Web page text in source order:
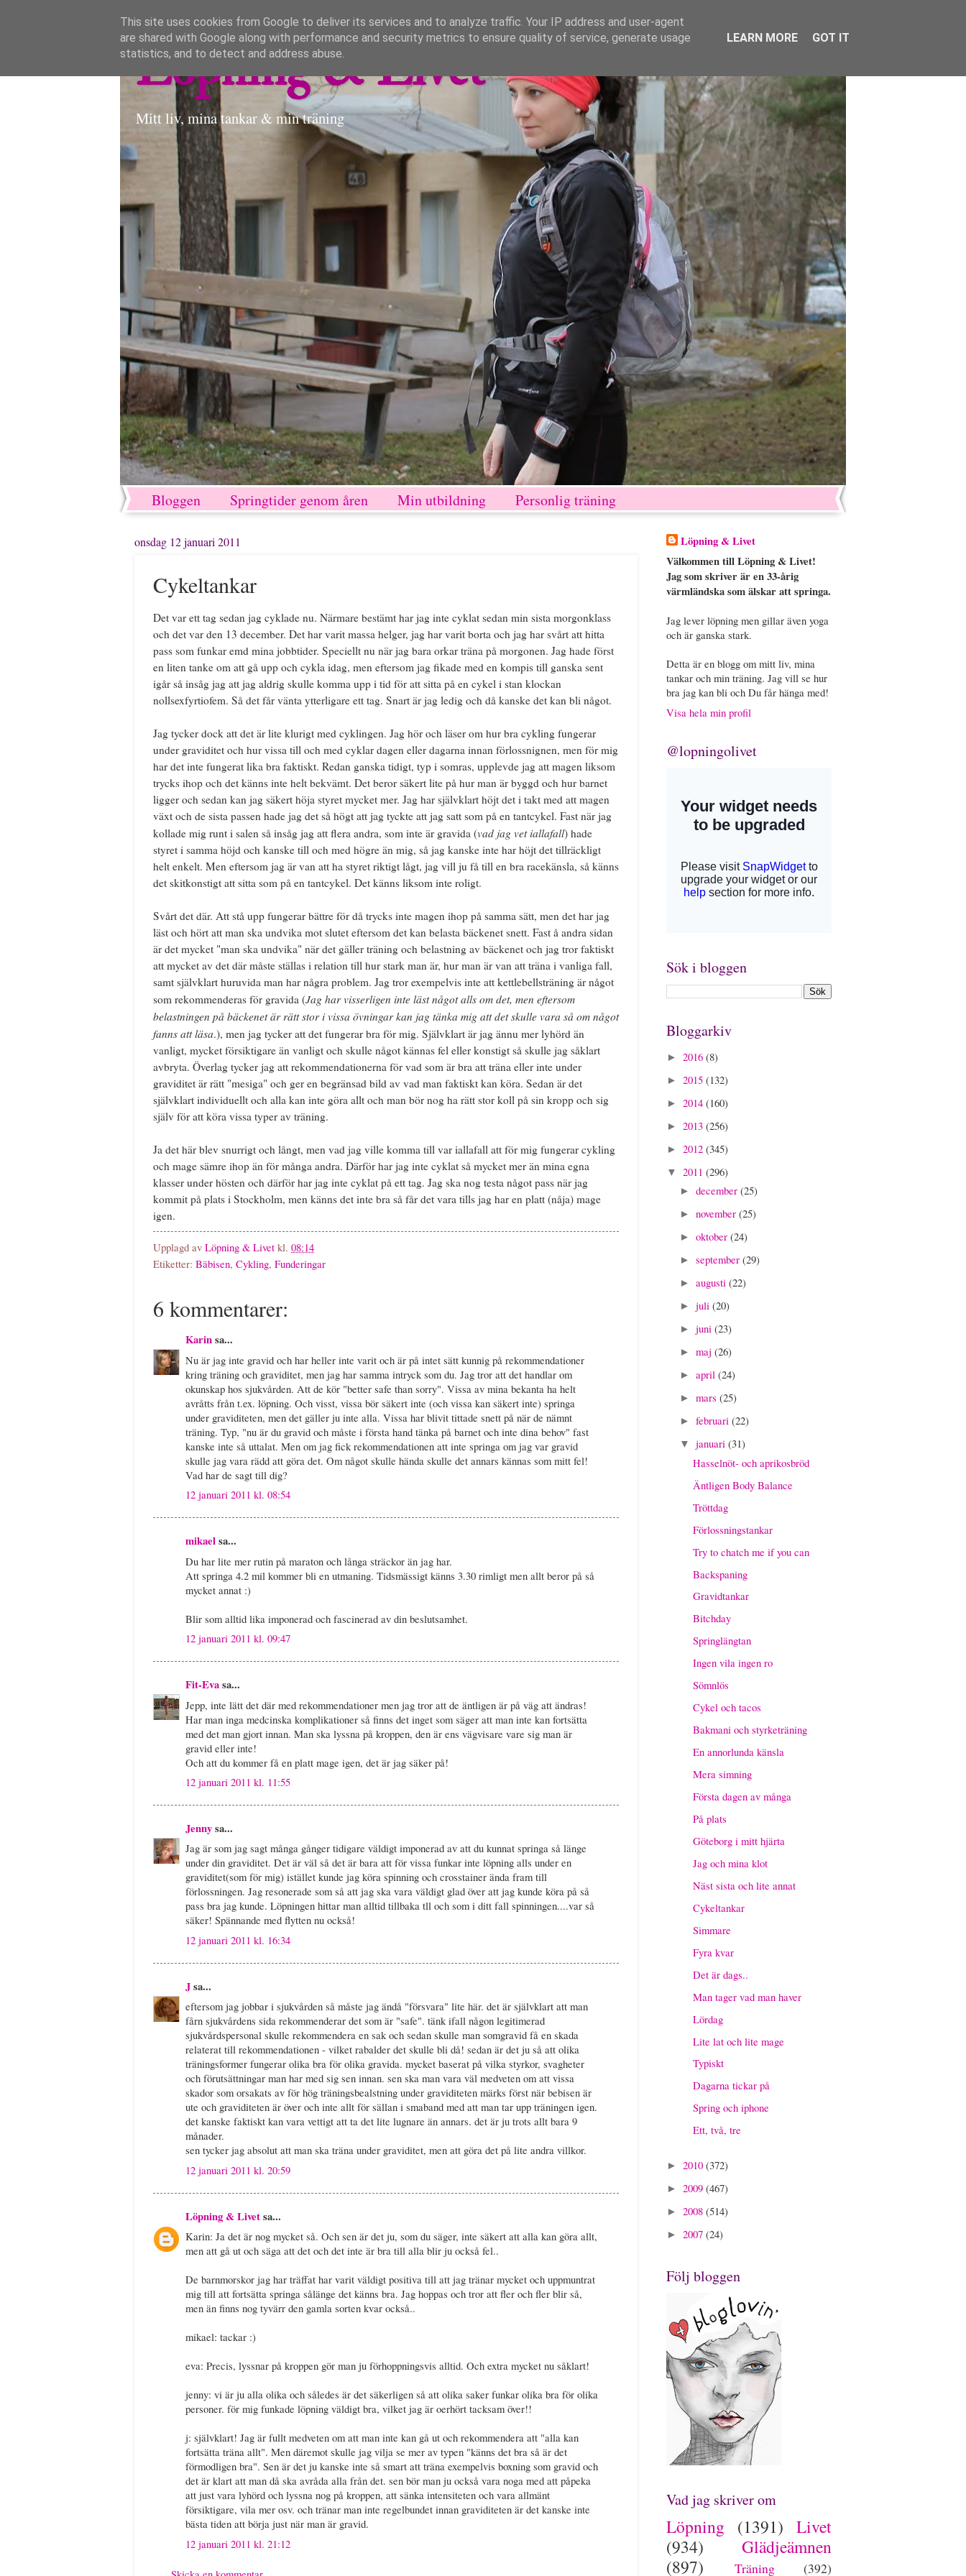
Löpning & Livet
Mitt liv, mina tankar & min träning
Bloggen Springtider genom åren Min utbildning Personlig träning
onsdag 12 januari 2011
Cykeltankar
Det var ett tag sedan jag cyklade nu. Närmare bestämt har jag inte cyklat sedan min sista morgonklass
och det var den 13 december. Det har varit massa helger, jag har varit borta och jag har svårt att hitta
pass som funkar emd mina jobbtider. Speciellt nu när jag bara orkar träna på morgonen. Jag hade först
en liten tanke om att gå upp och cykla idag, men eftersom jag fikade med en kompis till ganska sent
igår så insåg jag att jag aldrig skulle komma upp i tid för att sitta på en cykel i stan klockan
nollsexfyrtiofem. Så det får vänta ytterligare ett tag. Snart är jag ledig och då kanske det kan bli något.
Jag tycker dock att det är lite klurigt med cyklingen. Jag hör och läser om hur bra cykling fungerar
under graviditet och hur vissa till och med cyklar dagen eller dagarna innan förlossnignen, men för mig
har det inte fungerat lika bra faktiskt. Redan ganska tidigt, typ i somras, upplevde jag att magen liksom
trycks ihop och det känns inte helt bekvämt. Det beror säkert lite på hur man är byggd och hur barnet
ligger och sedan kan jag säkert höja styret mycket mer. Jag har självklart höjt det i takt med att magen
växt och de sista passen hade jag det så högt att jag tyckte att jag satt som på en tantcykel. Fast när jag
kollade mig runt i salen så insåg jag att flera andra, som inte är gravida (vad jag vet iallafall) hade
styret i samma höjd och kanske till och med högre än mig, så jag kanske inte har höjt det tillräckligt
helt enkelt. Men eftersom jag är van att ha styret riktigt lågt, jag vill ju få till en bra racekänsla, så känns
det skitkonstigt att sitta som på en tantcykel. Det känns liksom inte roligt.
Svårt det där. Att stå upp fungerar bättre för då trycks inte magen ihop på samma sätt, men det har jag
läst och hört att man ska undvika mot slutet eftersom det kan belasta bäckenet snett. Fast å andra sidan
är det mycket "man ska undvika" när det gäller träning och belastning av bäckenet och jag tror faktiskt
att mycket av det där måste ställas i relation till hur stark man är, hur man är van att träna i vanliga fall,
samt självklart huruvida man har några problem. Jag tror exempelvis inte att kettlebellsträning är något
som rekommenderas för gravida (Jag har visserligen inte läst något alls om det, men eftersom
belastningen på bäckenet är rätt stor i vissa övningar kan jag tänka mig att det skulle vara så om något
fanns att läsa.), men jag tycker att det fungerar bra för mig. Självklart är jag ännu mer lyhörd än
vanligt, mycket försiktigare än vanligt och skulle något kännas fel eller konstigt så skulle jag såklart
avbryta. Överlag tycker jag att rekommendationerna för vad som är bra att träna eller inte under
graviditet är rätt "mesiga" och ger en begränsad bild av vad man faktiskt kan köra. Sedan är det
självklart individuellt och alla kan inte göra allt och man bör nog ha rätt stor koll på sin kropp och sig
själv för att köra vissa typer av träning.
Ja det här blev snurrigt och långt, men vad jag ville komma till var iallafall att för mig fungerar cykling
och mage sämre ihop än för många andra. Därför har jag inte cyklat så mycket mer än mina egna
klasser under hösten och därför har jag inte cyklat på ett tag. Jag ska nog testa något pass när jag
kommit på plats i Stockholm, men känns det inte bra så får det vara tills jag har en platt (nåja) mage
igen.
Upplagd av Löpning & Livet kl. 08:14
Etiketter: Bäbisen, Cykling, Funderingar
6 kommentarer:
Karinsa...
Nu är jag inte gravid och har heller inte varit och är på intet sätt kunnig på rekommendationer
kring träning och graviditet, men jag har samma intryck som du. Jag tror att det handlar om
okunskap hos sjukvården. Att de kör "better safe than sorry". Vissa av mina bekanta ha helt
avråtts från t.ex. löpning. Och visst, vissa bör säkert inte (och vissa kan säkert inte) springa
under graviditeten, men det gäller ju inte alla. Vissa har blivit tittade snett på när de nämnt
träning. Typ, "nu är du gravid och måste i första hand tänka på barnet och inte dina behov" fast
kanske inte så uttalat. Men om jag fick rekommendationen att inte springa om jag var gravid
skulle jag vara rädd att göra det. Om något skulle hända skulle det annars kännas som mitt fel!
Vad har de sagt till dig?
12 januari 2011 kl. 08:54
mikaelsa...
Du har lite mer rutin på maraton och långa sträckor än jag har.
Att springa 4.2 mil kommer bli en utmaning. Tidsmässigt känns 3.30 rimligt men allt beror på så
mycket annat :)
Blir som alltid lika imponerad och fascinerad av din beslutsamhet.
12 januari 2011 kl. 09:47
Fit-Evasa...
Jepp, inte lätt det där med rekommendationer men jag tror att de äntligen är på väg att ändras!
Har man inga medcinska komplikationer så finns det inget som säger att man inte kan fortsätta
med det man gjort innan. Man ska lyssna på kroppen, den är ens vägvisare vare sig man är
gravid eller inte!
Och att du kommer få en platt mage igen, det är jag säker på!
12 januari 2011 kl. 11:55
Jennysa...
Jag är som jag sagt många gånger tidigare väldigt imponerad av att du kunnat springa så länge
under din graviditet. Det är väl så det är bara att för vissa funkar inte löpning alls under en
graviditet(som för mig) istället kunde jag köra spinning och crosstainer ända fram till
förlossningen. Jag resonerade som så att jag ska vara väldigt glad över att jag kunde köra på så
pass bra jag kunde. Löpningen hittar man alltid tillbaka tll och som i ditt fall spinningen....var så
säker! Spännande med flytten nu också!
12 januari 2011 kl. 16:34
Jsa...
eftersom jag jobbar i sjukvården så måste jag ändå "försvara" lite här. det är självklart att man
fårn sjukvårdens sida rekommenderar det som är "safe". tänk ifall någon legitimerad
sjukvårdspersonal skulle rekommendera en sak och sedan skulle man somgravid få en skada
relaterat till rekommendationen - vilket rabalder det skulle bli då! sedan är det ju så att olika
träningsformer fungerar olika bra för olika gravida. mycket baserat på vilka styrkor, svagheter
och förutsättningar man har med sig sen innan. sen ska man vara väl medveten om att vissa
skador som orsakats av för hög träningsbealstning under graviditeten märks först när bebisen är
ute och graviditeten är över och inte allt för sällan i smaband med att man tar upp träningen igen.
det kanske faktiskt kan vara vettigt att ta det lite lugnare än annars. det är ju trots allt bara 9
månader.
sen tycker jag absolut att man ska träna under graviditet, men att göra det på lite andra villkor.
12 januari 2011 kl. 20:59
Löpning & Livetsa...
Karin: Ja det är nog mycket så. Och sen är det ju, som du säger, inte säkert att alla kan göra allt,
men att gå ut och säga att det och det inte är bra till alla blir ju också fel..
De barnmorskor jag har träffat har varit väldigt positiva till att jag tränar mycket och uppmuntrat
mig till att fortsätta springa sålänge det känns bra. Jag hoppas och tror att fler och fler blir så,
men än finns nog tyvärr den gamla sorten kvar också..
mikael: tackar :)
eva: Precis, lyssnar på kroppen gör man ju förhoppningsvis alltid. Och extra mycket nu såklart!
jenny: vi är ju alla olika och således är det säkerligen så att olika saker funkar olika bra för olika
personer. för mig funkade löpning väldigt bra, vilket jag är oerhört tacksam över!!
j: självklart! Jag är fullt medveten om att man inte kan gå ut och rekommendera att "alla kan
fortsätta träna allt". Men däremot skulle jag vilja se mer av typen "känns det bra så är det
förmodligen bra". Sen är det ju kanske inte så smart att träna exempelvis boxning som gravid och
det är klart att man då ska avråda alla från det. sen bör man ju också vara noga med att påpeka
att just vara lyhörd och lyssna nog på kroppen, att sänka intensiteten och vara allmänt
försiktigare, vila mer osv. och tränar man inte regelbundet innan graviditeten är det kanske inte
bästa tiden att börja just när man är gravid.
12 januari 2011 kl. 21:12
Löpning & Livet
Välkommen till Löpning & Livet!
Jag som skriver är en 33-årig
värmländska som älskar att springa.
Jag lever löpning men gillar även yoga
och är ganska stark.
Detta är en blogg om mitt liv, mina
tankar och min träning. Jag vill se hur
bra jag kan bli och Du får hänga med!
Visa hela min profil
@lopningolivet
Sök i bloggen
Bloggarkiv
► 2016 (8)
► 2015 (132)
► 2014 (160)
► 2013 (256)
► 2012 (345)
▼ 2011 (296)
► december (25)
► november (25)
► oktober (24)
► september (29)
► augusti (22)
► juli (20)
► juni (23)
► maj (26)
► april (24)
► mars (25)
► februari (22)
▼ januari (31)
Hasselnöt- och aprikosbröd
Äntligen Body Balance
Tröttdag
Förlossningstankar
Try to chatch me if you can
Backspaning
Gravidtankar
Bitchday
Springlängtan
Ingen vila ingen ro
Sömnlös
Cykel och tacos
Bakmani och styrketräning
En annorlunda känsla
Mera simning
Första dagen av många
På plats
Göteborg i mitt hjärta
Jag och mina klot
Näst sista och lite annat
Cykeltankar
Simmare
Fyra kvar
Det är dags..
Man tager vad man haver
Lördag
Lite lat och lite mage
Typiskt
Dagarna tickar på
Spring och iphone
Ett, två, tre
► 2010 (372)
► 2009 (467)
► 2008 (514)
► 2007 (24)
Följ bloggen
Vad jag skriver om
Löpning (1391) Livet
(934)
Glädjeämnen
(897)
Träning
(392)
This site uses cookies from Google to deliver its services and to analyze traffic. Your IP address and user-agent
are shared with Google along with performance and security metrics to ensure quality of service, generate usage
statistics, and to detect and address abuse.
LEARN MORE GOT IT